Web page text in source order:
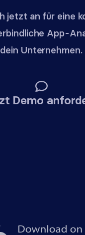
jetzt an für eine
App-
dein Unternehmen.
Demo